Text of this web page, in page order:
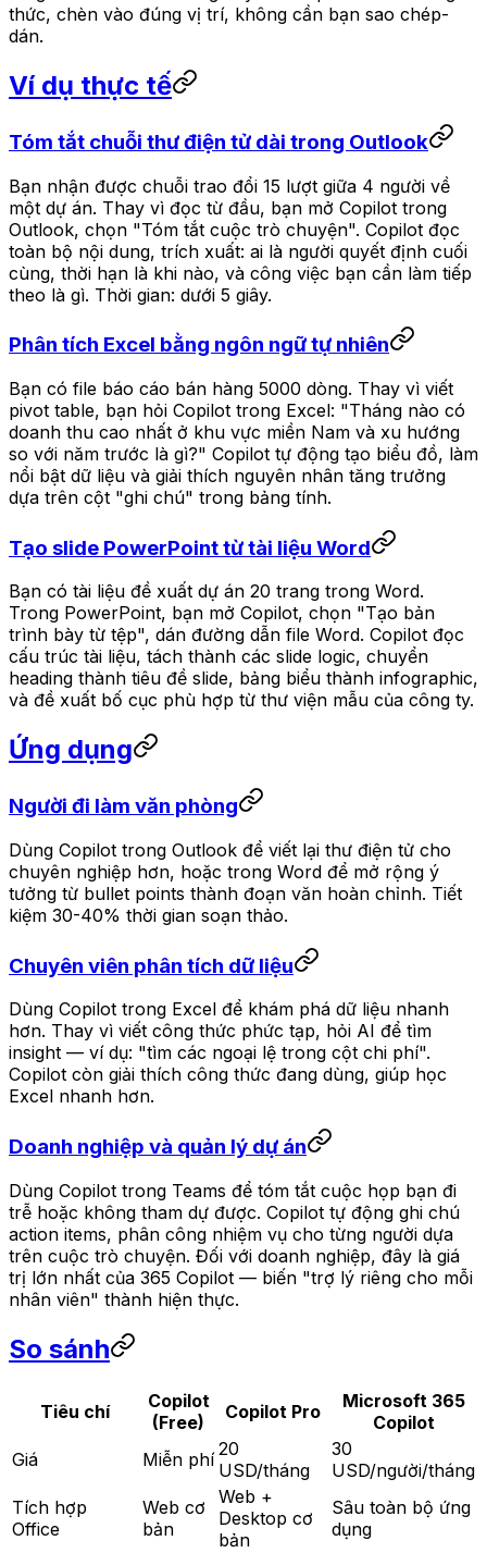
thức, chèn vào đúng vị trí, không cần bạn sao chép-
dán.
Ví dụ thực tế
Tóm tắt chuỗi thư điện tử dài trong Outlook
Bạn nhận được chuỗi trao đổi 15 lượt giữa 4 người về
một dự án. Thay vì đọc từ đầu, bạn mở Copilot trong
Outlook, chọn "Tóm tắt cuộc trò chuyện". Copilot đọc
toàn bộ nội dung, trích xuất: ai là người quyết định cuối
cùng, thời hạn là khi nào, và công việc bạn cần làm tiếp
theo là gì. Thời gian: dưới 5 giây.
Phân tích Excel bằng ngôn ngữ tự nhiên
Bạn có file báo cáo bán hàng 5000 dòng. Thay vì viết
pivot table, bạn hỏi Copilot trong Excel: "Tháng nào có
doanh thu cao nhất ở khu vực miền Nam và xu hướng
so với năm trước là gì?" Copilot tự động tạo biểu đồ, làm
nổi bật dữ liệu và giải thích nguyên nhân tăng trưởng
dựa trên cột "ghi chú" trong bảng tính.
Tạo slide PowerPoint từ tài liệu Word
Bạn có tài liệu đề xuất dự án 20 trang trong Word.
Trong PowerPoint, bạn mở Copilot, chọn "Tạo bản
trình bày từ tệp", dán đường dẫn file Word. Copilot đọc
cấu trúc tài liệu, tách thành các slide logic, chuyển
heading thành tiêu đề slide, bảng biểu thành infographic,
và đề xuất bố cục phù hợp từ thư viện mẫu của công ty.
Ứng dụng
Người đi làm văn phòng
Dùng Copilot trong Outlook để viết lại thư điện tử cho
chuyên nghiệp hơn, hoặc trong Word để mở rộng ý
tưởng từ bullet points thành đoạn văn hoàn chỉnh. Tiết
kiệm 30-40% thời gian soạn thảo.
Chuyên viên phân tích dữ liệu
Dùng Copilot trong Excel để khám phá dữ liệu nhanh
hơn. Thay vì viết công thức phức tạp, hỏi AI để tìm
insight — ví dụ: "tìm các ngoại lệ trong cột chi phí".
Copilot còn giải thích công thức đang dùng, giúp học
Excel nhanh hơn.
Doanh nghiệp và quản lý dự án
Dùng Copilot trong Teams để tóm tắt cuộc họp bạn đi
trễ hoặc không tham dự được. Copilot tự động ghi chú
action items, phân công nhiệm vụ cho từng người dựa
trên cuộc trò chuyện. Đối với doanh nghiệp, đây là giá
trị lớn nhất của 365 Copilot — biến "trợ lý riêng cho mỗi
nhân viên" thành hiện thực.
So sánh
Tiêu chí
Copilot
(Free)
Copilot Pro
Microsoft 365
Copilot
Giá
Miễn phí 20
USD/tháng
30
USD/người/tháng
Tích hợp
Office
Web cơ
bản
Web +
Desktop cơ
bản
Sâu toàn bộ ứng
dụng